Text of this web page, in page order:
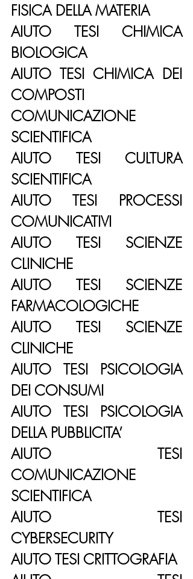
FISICA DELLA MATERIA
AIUTO TESI CHIMICA
BIOLOGICA
AIUTO TESI CHIMICA DEI
COMPOSTI
COMUNICAZIONE
SCIENTIFICA
AIUTO TESI CULTURA
SCIENTIFICA
AIUTO TESI PROCESSI
COMUNICATIVI
AIUTO TESI SCIENZE
CLINICHE
AIUTO TESI SCIENZE
FARMACOLOGICHE
AIUTO TESI SCIENZE
CLINICHE
AIUTO TESI PSICOLOGIA
DEI CONSUMI
AIUTO TESI PSICOLOGIA
DELLA PUBBLICITA’
AIUTO TESI
COMUNICAZIONE
SCIENTIFICA
AIUTO TESI
CYBERSECURITY
AIUTO TESI CRITTOGRAFIA